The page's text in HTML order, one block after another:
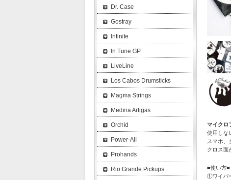
マイクロ
使用しな
スマホ、
クロス面
■使い方■
①ワイパ
Dr. Case
Gostray
Infinite
In Tune GP
LiveLine
Los Cabos Drumsticks
Magma Strings
Medina Artigas
Orchid
Power-All
Prohands
Rio Grande Pickups